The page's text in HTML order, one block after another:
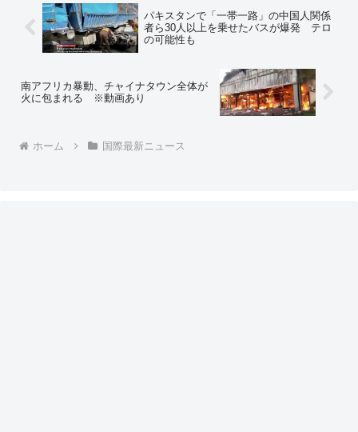
パキスタンで「一帯一路」の中国人関係
者ら30人以上を乗せたバスが爆発 テロ
の可能性も
南アフリカ暴動、チャイナタウン全体が
火に包まれる ※動画あり
ホーム 国際最新ニュース